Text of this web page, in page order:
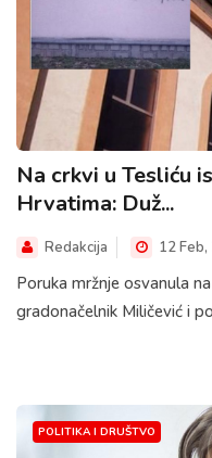
Na crkvi u Tesliću
Hrvatima: Duž...
Redakcija 12
Poruka mržnje osvanula
gradonačelnik Miličević i
POLITIKA I DRUŠTVO